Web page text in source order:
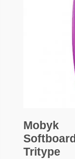
Mobyk
Softboard
Tritype